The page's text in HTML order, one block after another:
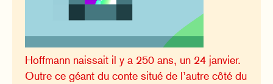
Hoffmann naissait il y a 250 ans, un 24 janvier.
Outre ce géant du conte situé de l’autre côté du